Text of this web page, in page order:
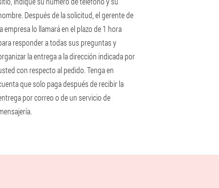
Después de la solicitud, el gerente de
empresa lo llamará en el plazo de 1 hora
responder a todas sus preguntas y
la entrega a la dirección indicada por
con respecto al pedido. Tenga en
que solo paga después de recibir la
por correo o de un servicio de